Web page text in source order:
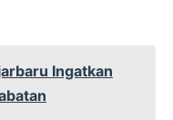
Ingatkan